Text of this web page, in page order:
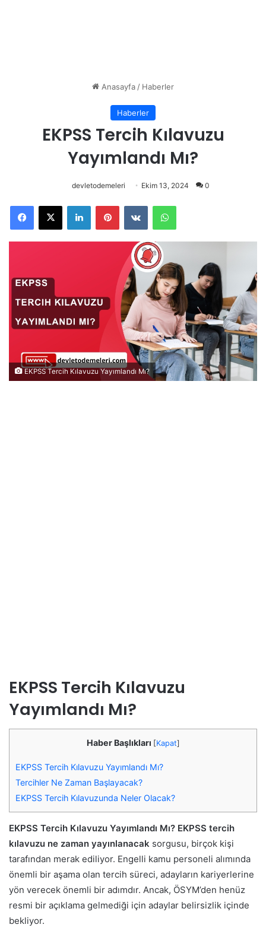
Anasayfa/ Haberler
Haberler
EKPSS Tercih Kılavuzu
Yayımlandı Mı?
devletodemeleri Ekim 13, 2024 0
EKPSS Tercih Kılavuzu Yayımlandı Mı?
EKPSS Tercih Kılavuzu
Yayımlandı Mı?
Haber Başlıkları [Kapat]
EKPSS Tercih Kılavuzu Yayımlandı Mı?
Tercihler Ne Zaman Başlayacak?
EKPSS Tercih Kılavuzunda Neler Olacak?
EKPSS Tercih Kılavuzu Yayımlandı Mı? EKPSS tercih
kılavuzu ne zaman yayınlanacak sorgusu, birçok kişi
tarafından merak ediliyor. Engelli kamu personeli alımında
önemli bir aşama olan tercih süreci, adayların kariyerlerine
yön verecek önemli bir adımdır. Ancak, ÖSYM’den henüz
resmi bir açıklama gelmediği için adaylar belirsizlik içinde
bekliyor.